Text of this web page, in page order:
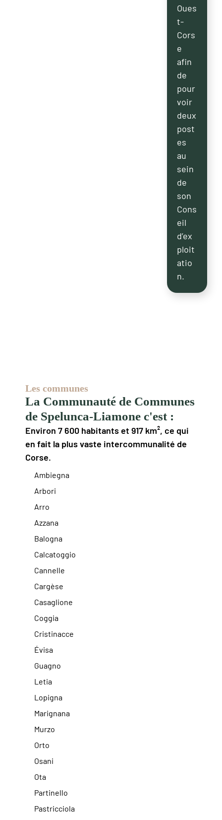
Oues
t-
Cors
e
afin
de
pour
voir
deux
post
es
au
sein
de
son
Cons
eil
d’ex
ploit
atio
n.
Les communes
La Communauté de Communes
de Spelunca-Liamone c'est :
Environ 7 600 habitants et 917 km², ce qui
en fait la plus vaste intercommunalité de
Corse.
Ambiegna
Arbori
Arro
Azzana
Balogna
Calcatoggio
Cannelle
Cargèse
Casaglione
Coggia
Cristinacce
Évisa
Guagno
Letia
Lopigna
Marignana
Murzo
Orto
Osani
Ota
Partinello
Pastricciola